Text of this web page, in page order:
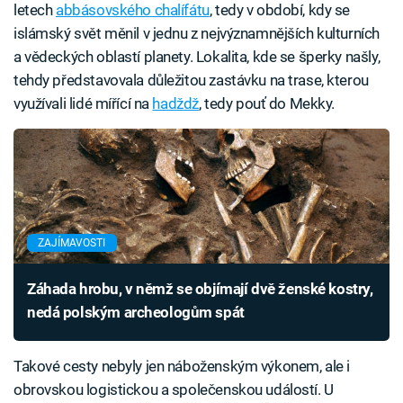
letech abbásovského chalífátu, tedy v období, kdy se
islámský svět měnil v jednu z nejvýznamnějších kulturních
a vědeckých oblastí planety. Lokalita, kde se šperky našly,
tehdy představovala důležitou zastávku na trase, kterou
využívali lidé mířící na hadždž, tedy pouť do Mekky.
ZAJÍMAVOSTI
Záhada hrobu, v němž se objímají dvě ženské kostry,
nedá polským archeologům spát
Takové cesty nebyly jen náboženským výkonem, ale i
obrovskou logistickou a společenskou událostí. U